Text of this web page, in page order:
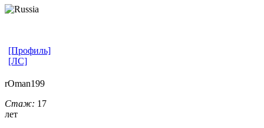
[Профиль]
[ЛС]
rOman199
Стаж: 17
лет